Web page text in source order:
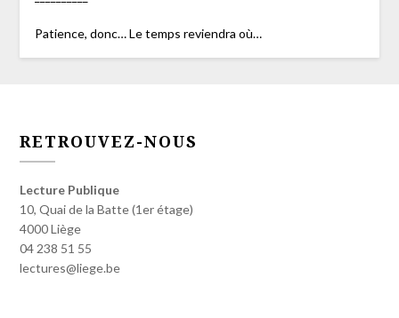
Patience, donc… Le temps reviendra où…
RETROUVEZ-NOUS
Lecture Publique
10, Quai de la Batte (1er étage)
4000 Liège
04 238 51 55
lectures@liege.be